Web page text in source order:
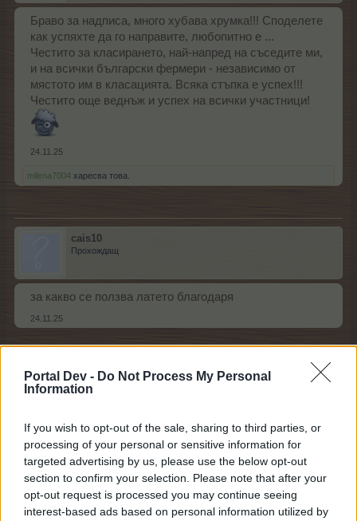
Portal Dev - Do Not Process My Personal
Information
If you wish to opt-out of the sale, sharing to third parties, or
processing of your personal or sensitive information for
targeted advertising by us, please use the below opt-out
section to confirm your selection. Please note that after your
opt-out request is processed you may continue seeing
interest-based ads based on personal information utilized by
Браво за надписа, много хубава хрумка!!! Споделете
как успяхте да го направите, любопитно е ...
Честито за класирането, най-напред на съседите ми,
и на всички български фермери - независимо от
мястото им в класацията. Всяка стъпка е успех!!!
Честито още веднъж и успех на всички участници!
24.11.25
milena7004 харесва това.
cais10
Прохождащ
за какво се ползва латето благодаря
24.11.25
xari_myri
Ветеран
за какво се ползва латето благодаря
За предаване във топа
24.11.25